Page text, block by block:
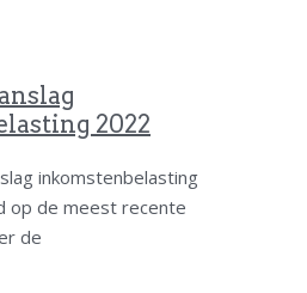
2022
inkomstenbelasting
op de meest recente
de